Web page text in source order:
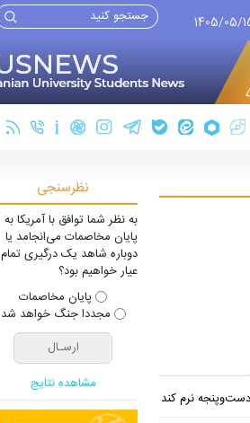
نرم کند
نظرسنجی
به نظر شما توافق با آمریکا به
پایان مخاصمات می‌انجامد یا
دوباره شاهد یک درگیری تمام
عیار خواهیم بود؟
پایان مخاصمات
مجددا جنگ خواهد شد
مشاهده نتایج